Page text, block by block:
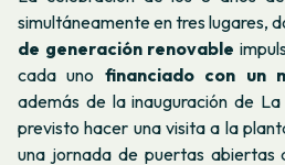
simultáneamente en tres lugares,
de generación renovable
cada uno financiado con un
además de la inauguración de
previsto hacer una visita a la
una jornada de puertas abiertas